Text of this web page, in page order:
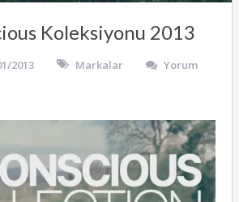
Koleksiyonu 2013
2013 Markalar
Yorum